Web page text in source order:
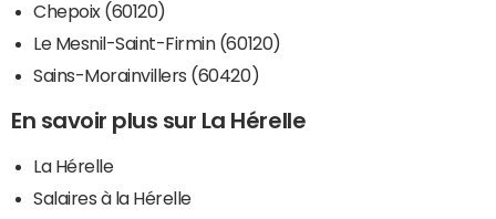
Chepoix (60120)
Le Mesnil-Saint-Firmin (60120)
Sains-Morainvillers (60420)
En savoir plus sur La Hérelle
La Hérelle
Salaires à la Hérelle